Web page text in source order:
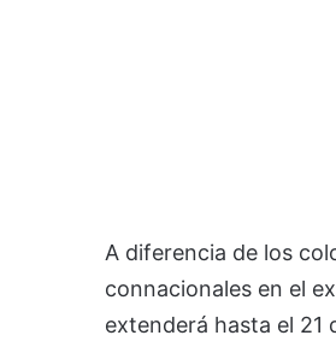
A diferencia de los
connacionales en el
extenderá hasta el 21